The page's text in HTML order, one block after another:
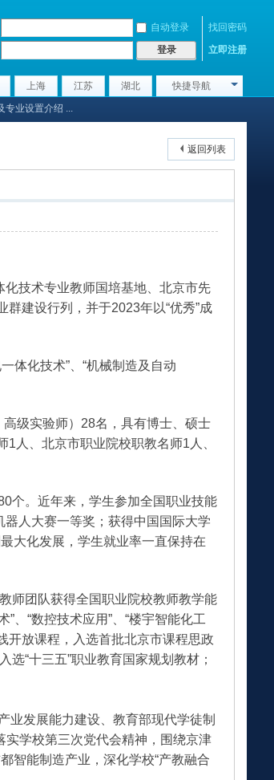
自动登录
找回密码
登录 立即注册
上海 江苏 湖北 快捷导航
专业设置介绍 ...
返回列表
技术专业教师国培基地、北京市先
建设行列，并于2023年以“优秀”成
体化技术”、“机械制造及自动
级实验师）28名，具有博士、硕士
人、北京市职业院校职教名师1人、
个。近年来，学生参加全国职业技能
人大赛一等奖；获得中国国际大学
大化发展，学生就业率一直保持在
师团队获得全国职业院校教师教学能
、“数控技术应用”、“楼宇智能化工
开放课程，入选首批北京市课程思政
选“十三五”职业教育国家规划教材；
业发展能力建设、教育部现代学徒制
学校第三次党代会精神，围绕京津
智能制造产业，深化学校“产教融合